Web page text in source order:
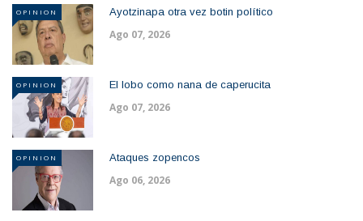
OPINION Ayotzinapa otra vez botin político
Ago 07, 2026
OPINION El lobo como nana de caperucita
Ago 07, 2026
OPINION Ataques zopencos
Ago 06, 2026